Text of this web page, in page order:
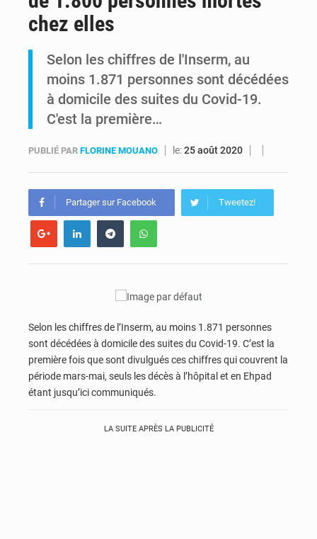
Ebola Bundibugyo : Tshisekedi mobilise le Gouvernement, l’OMS et Africa CDC pour renforcer la riposte
chez elles
Selon les chiffres de l'Inserm, au
moins 1.871 personnes sont décédées
à domicile des suites du Covid-19.
C'est la première…
PUBLIÉ PAR FLORINE MOUANO le:25 août 2020
Partager sur Facebook Tweetez!
Selon les chiffres de l’Inserm, au moins 1.871 personnes
sont décédées à domicile des suites du Covid-19. C’est la
première fois que sont divulgués ces chiffres qui couvrent la
période mars-mai, seuls les décès à l’hôpital et en Ehpad
étant jusqu’ici communiqués.
LA SUITE APRÈS LA PUBLICITÉ